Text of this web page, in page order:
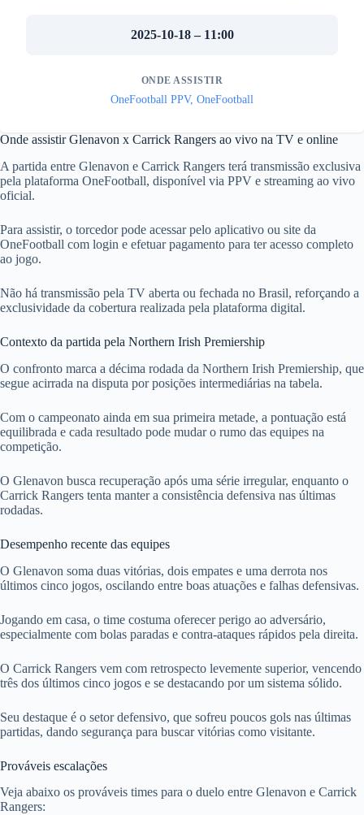
2025-10-18 – 11:00
ONDE ASSISTIR
OneFootball PPV, OneFootball
Onde assistir Glenavon x Carrick Rangers ao vivo na TV e online
A partida entre Glenavon e Carrick Rangers terá transmissão exclusiva
pela plataforma OneFootball, disponível via PPV e streaming ao vivo
oficial.
Para assistir, o torcedor pode acessar pelo aplicativo ou site da
OneFootball com login e efetuar pagamento para ter acesso completo
ao jogo.
Não há transmissão pela TV aberta ou fechada no Brasil, reforçando a
exclusividade da cobertura realizada pela plataforma digital.
Contexto da partida pela Northern Irish Premiership
O confronto marca a décima rodada da Northern Irish Premiership, que
segue acirrada na disputa por posições intermediárias na tabela.
Com o campeonato ainda em sua primeira metade, a pontuação está
equilibrada e cada resultado pode mudar o rumo das equipes na
competição.
O Glenavon busca recuperação após uma série irregular, enquanto o
Carrick Rangers tenta manter a consistência defensiva nas últimas
rodadas.
Desempenho recente das equipes
O Glenavon soma duas vitórias, dois empates e uma derrota nos
últimos cinco jogos, oscilando entre boas atuações e falhas defensivas.
Jogando em casa, o time costuma oferecer perigo ao adversário,
especialmente com bolas paradas e contra-ataques rápidos pela direita.
O Carrick Rangers vem com retrospecto levemente superior, vencendo
três dos últimos cinco jogos e se destacando por um sistema sólido.
Seu destaque é o setor defensivo, que sofreu poucos gols nas últimas
partidas, dando segurança para buscar vitórias como visitante.
Prováveis escalações
Veja abaixo os prováveis times para o duelo entre Glenavon e Carrick
Rangers: